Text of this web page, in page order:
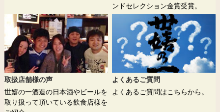
ンドセレクション金賞受賞。
取扱店舗様の声
世嬉の一酒造の日本酒やビールを
取り扱って頂いている飲食店様を
よくあるご質問
よくあるご質問はこちらから。